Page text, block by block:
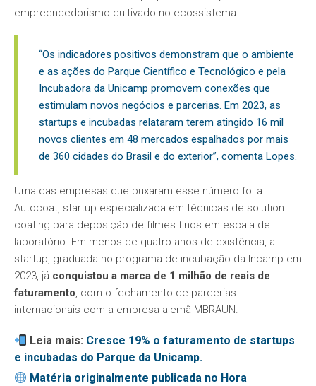
empreendedorismo cultivado no ecossistema.
“Os indicadores positivos demonstram que o ambiente
e as ações do Parque Científico e Tecnológico e pela
Incubadora da Unicamp promovem conexões que
estimulam novos negócios e parcerias. Em 2023, as
startups e incubadas relataram terem atingido 16 mil
novos clientes em 48 mercados espalhados por mais
de 360 cidades do Brasil e do exterior”, comenta Lopes.
​Uma das empresas que puxaram esse número foi a
Autocoat, startup especializada em técnicas de solution
coating para deposição de filmes finos em escala de
laboratório. Em menos de quatro anos de existência, a
startup, graduada no programa de incubação da Incamp em
2023, já conquistou a marca de 1 milhão de reais de
faturamento, com o fechamento de parcerias
internacionais com a empresa alemã MBRAUN.
Leia mais: Cresce 19% o faturamento de startups
e incubadas do Parque da Unicamp.
Matéria originalmente publicada no Hora